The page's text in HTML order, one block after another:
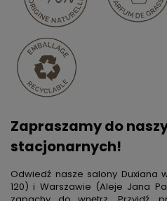
Zapraszamy do
stacjonarnych!
Odwiedź nasze salony Duxiana
120) i Warszawie (Aleje Jana